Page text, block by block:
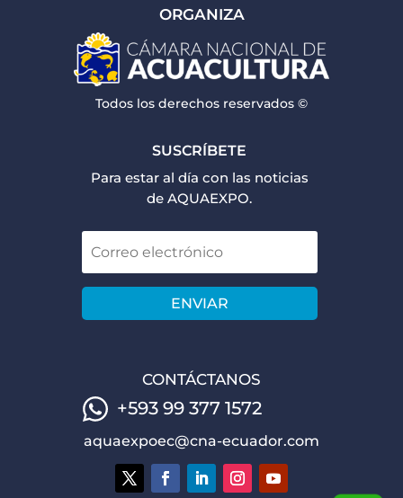
ORGANIZA
Todos los derechos reservados ©
SUSCRÍBETE
Para estar al día con las noticias
de AQUAEXPO.
ENVIAR
CONTÁCTANOS
+593 99 377 1572
aquaexpoec@cna-ecuador.com